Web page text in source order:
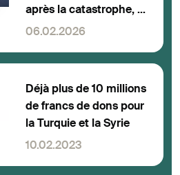
après la catastrophe, la
Chaîne du Bonheur a
de francs collectés
06.02.2026
Déjà plus de 10 millions
de francs de dons pour
la Turquie et la Syrie
10.02.2023